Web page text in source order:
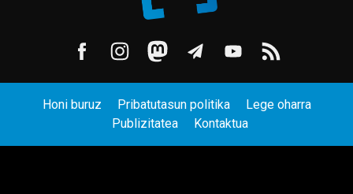
Honi buruz Pribatutasun politika
Lege oharra
Publizitatea
Kontaktua